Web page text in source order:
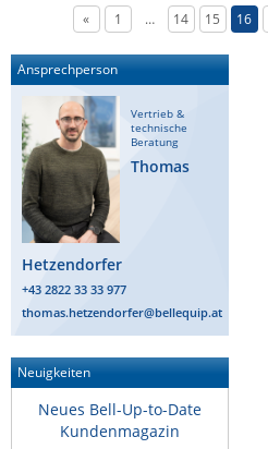
« 1 … 14 15 16
Ansprechperson
Vertrieb &
technische
Beratung
Thomas
Hetzendorfer
+43 2822 33 33 977
thomas.hetzendorfer@bellequip.at
Neuigkeiten
Neues Bell-Up-to-Date
Kundenmagazin